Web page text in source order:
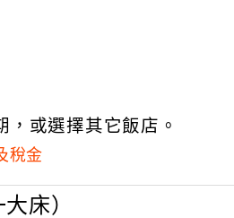
，或選擇其它飯店。
稅金
床）